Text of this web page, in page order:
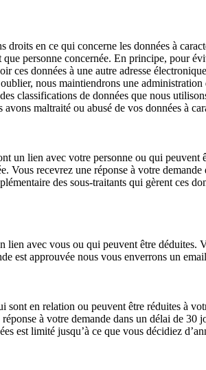
en ce qui concerne les données à
personne concernée. En principe, pour
ces données à une autre adresse
nous maintiendrons une
classifications de données que nous
maltraité ou abusé de vos données à
un lien avec votre personne ou qui
Vous recevrez une réponse à votre
des sous-traitants qui gèrent ces
avec vous ou qui peuvent être déduites.
est approuvée nous vous enverrons un
en relation ou peuvent être réduites à
à votre demande dans un délai de 30
est limité jusqu’à ce que vous décidiez